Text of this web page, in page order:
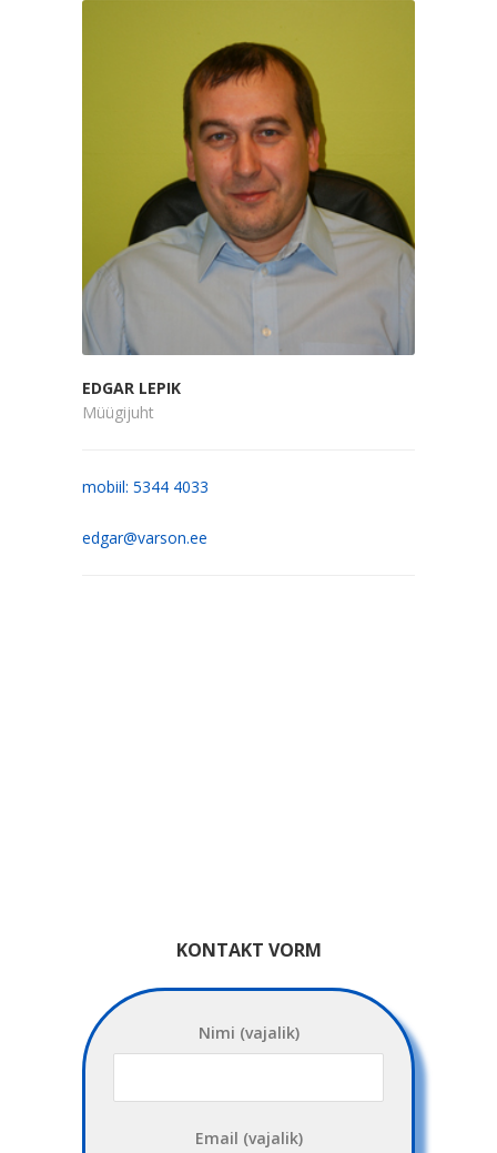
EDGAR LEPIK
Müügijuht
mobiil: 5344 4033
edgar@varson.ee
KONTAKT VORM
Nimi (vajalik)
Email (vajalik)